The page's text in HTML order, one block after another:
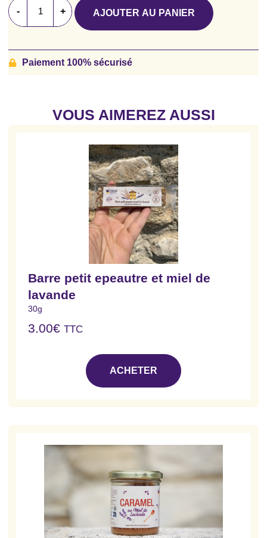
- + AJOUTER AU PANIER
Paiement 100% sécurisé
VOUS AIMEREZ AUSSI
Barre petit epeautre et miel de
lavande
30g
3.00€ TTC
ACHETER